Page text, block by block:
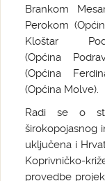
Brankom
Perokom
Kloštar
(Općina
(Općina
(Općina Molve).
Radi se o
širokopojasnog
uključena i
Koprivničko-
provedbe